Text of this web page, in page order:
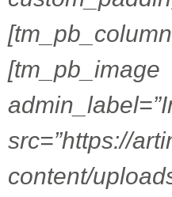
[tm_pb_image
src=”https://
content/